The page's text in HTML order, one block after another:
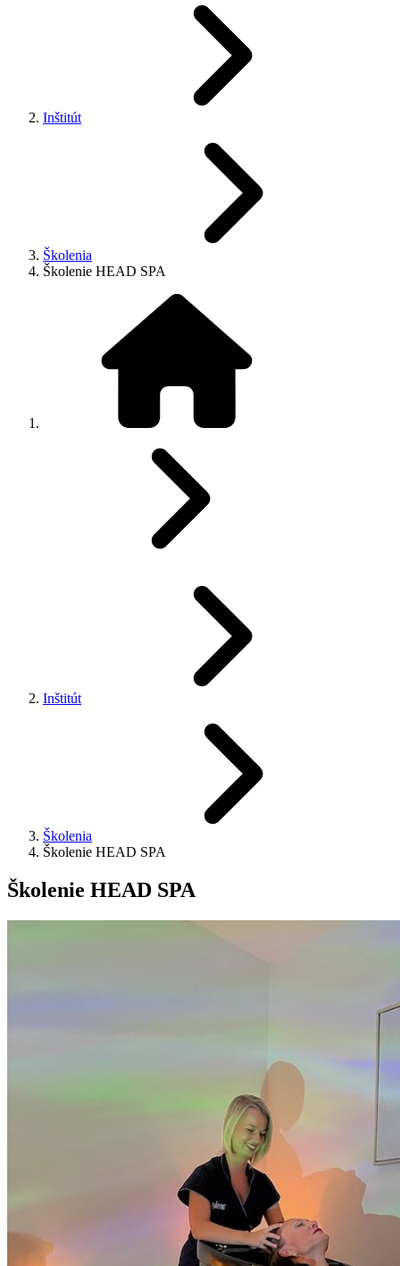
Inštitút
Školenia
Školenie HEAD SPA
Inštitút
Školenia
Školenie HEAD SPA
Školenie HEAD SPA